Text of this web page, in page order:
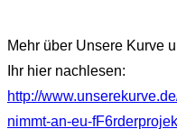
Mehr über Unsere Kurve
Ihr hier nachlesen:
http://
nimmt-an-eu-